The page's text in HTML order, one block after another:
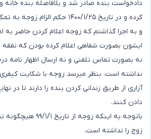
دادخواست بنده صادر شد و بلافاصله بنده خانه و
کرده و در تاریخ ۱۴۰۰/۱/۲۵ حکم
و به اجرا گذاشتم که زوجه اعلام کردن حاضر به
ایشون بصورت شفاهی اعلام کرده بودن که
نه بصورت تماس تلفنی و نه ارسال اظهار نامه
نداشته است، بنظر میرسد زوجه با شکایت
آزاری از طریق زندانی کردن بنده را دارند تا در
دادن کنند.
باتوجه به اینکه زوجه
زوج را نداشته است.